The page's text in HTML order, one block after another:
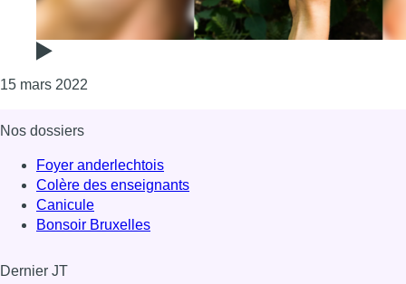
15 mars 2022
Nos dossiers
Foyer anderlechtois
Colère des enseignants
Canicule
Bonsoir Bruxelles
Dernier JT